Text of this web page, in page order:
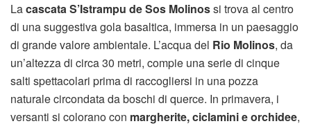
Lacascata S’Istrampu de Sos Molinossi trova al centro
di una suggestiva gola basaltica, immersa in un paesaggio
di grande valore ambientale. L’acqua del Rio Molinos, da
un’altezza di circa 30 metri, compie una serie di cinque
salti spettacolari prima di raccogliersi in una pozza
naturale circondata da boschi di querce. In primavera, i
versanti si colorano con margherite, ciclamini e orchidee,